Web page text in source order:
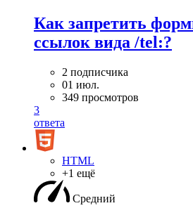
Как запретить
ссылок вида /tel:?
2 подписчика
01 июл.
349 просмотров
3
ответа
HTML
+1 ещё
Средний